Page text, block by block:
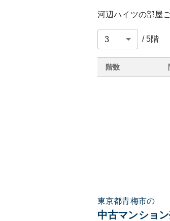
河辺ハイツの部屋
/5階
階数
東京都青梅市の
中古マンショ